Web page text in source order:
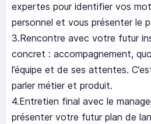
expertes pour identifier vos
personnel et vous présenter le
3.Rencontre avec votre futur
concret : accompagnement,
l’équipe et de ses attentes.
parler métier et produit.
4.Entretien final avec le
présenter votre futur plan de